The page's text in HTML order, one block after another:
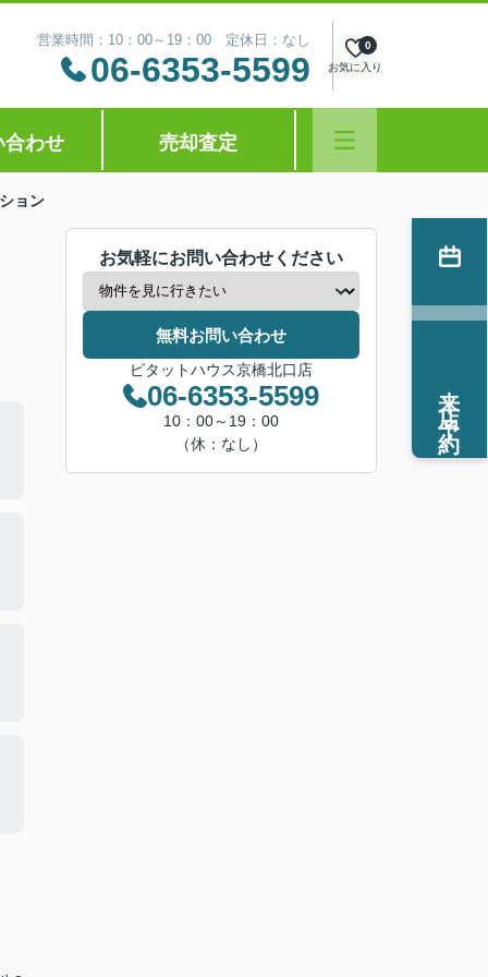
営業時間：10：00～19：00 定休日：なし
06-6353-5599 お気に入り
0
合わせ 売却査定
ョン
お気軽にお問い合わせください
無料お問い合わせ
ピタットハウス京橋北口店
06-6353-5599
10：00～19：00
（休：なし）
来店予約